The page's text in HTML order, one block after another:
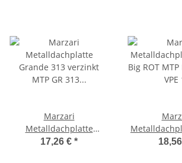
Marzari
Metalldachplatte
Grande 313 verzinkt
17,26 € *
Big ROT MTP